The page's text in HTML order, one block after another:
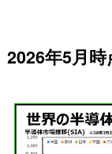
2026年5月